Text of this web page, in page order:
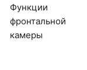
Функции
фронтальной
камеры